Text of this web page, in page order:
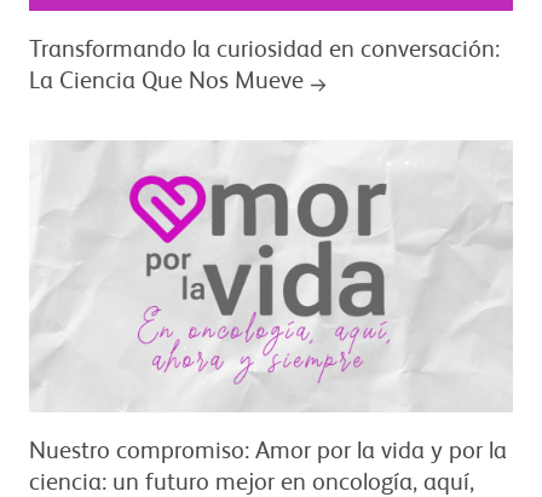
Transformando la curiosidad en conversación:
La Ciencia Que Nos Mueve
Nuestro compromiso: Amor por la vida y por la
ciencia: un futuro mejor en oncología, aquí,